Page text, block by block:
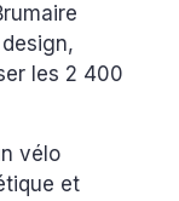
les 2 400
vélo
et